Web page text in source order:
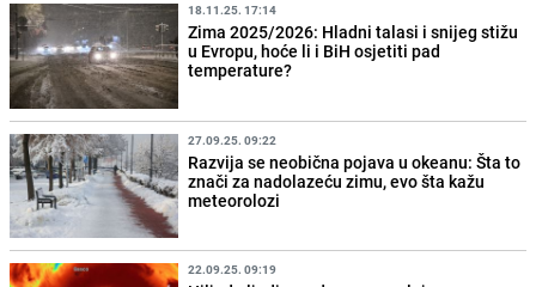
18.11.25. 17:14
Zima 2025/2026: Hladni talasi i snijeg stižu
u Evropu, hoće li i BiH osjetiti pad
temperature?
27.09.25. 09:22
Razvija se neobična pojava u okeanu: Šta to
znači za nadolazeću zimu, evo šta kažu
meteorolozi
22.09.25. 09:19